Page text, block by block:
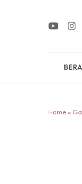
Home »